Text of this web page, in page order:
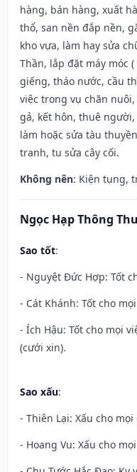
hàng, bán hàng, xuất
thổ, san nền đắp nền,
kho vựa, làm hay sửa
Thần, lắp đặt máy móc
giếng, tháo nước, cầu
việc trong vụ chăn
gả, kết hôn, thuê
làm hoặc sửa tàu
tranh, tu sửa cây cối.
Không nên: Kiện tụng,
Ngọc Hạp Thông
Sao tốt:
- Nguyệt Đức Hợp: Tốt
- Cát Khánh: Tốt cho
- Ích Hậu: Tốt cho mọi
(cưới xin).
Sao xấu:
- Thiên Lại: Xấu cho mọi
- Hoang Vu: Xấu cho